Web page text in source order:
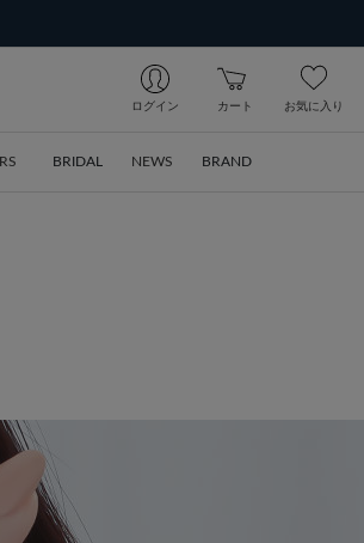
ログイン カート お気に入り
BRIDAL NEWS BRAND